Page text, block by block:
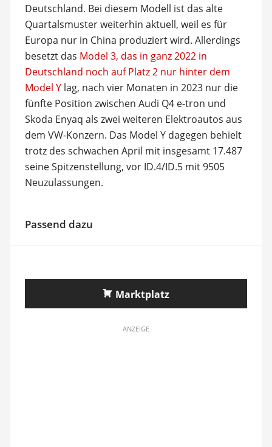
Deutschland. Bei diesem Modell ist das alte
Quartalsmuster weiterhin aktuell, weil es für
Europa nur in China produziert wird. Allerdings
besetzt das Model 3, das in ganz 2022 in
Deutschland noch auf Platz 2 nur hinter dem
Model Ylag, nach vier Monaten in 2023 nur die
fünfte Position zwischen Audi Q4 e-tron und
Skoda Enyaq als zwei weiteren Elektroautos aus
dem VW-Konzern. Das Model Y dagegen behielt
trotz des schwachen April mit insgesamt 17.487
seine Spitzenstellung, vor ID.4/ID.5 mit 9505
Neuzulassungen.
Passend dazu
Marktplatz
ANZEIGE